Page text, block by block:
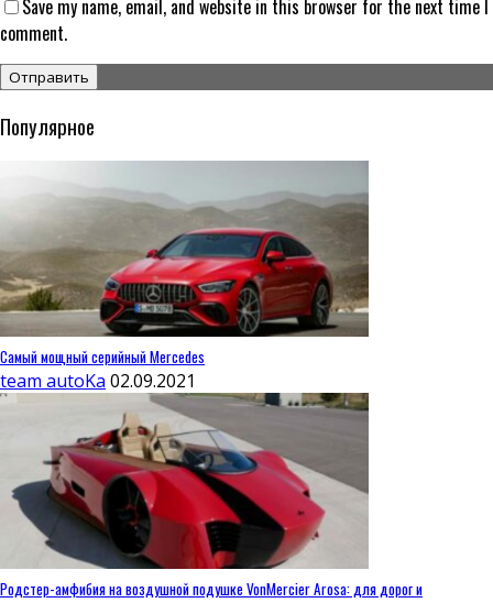
Save my name, email, and website in this browser for the next time I
comment.
Популярное
Самый мощный серийный Mercedes
team autoKa 02.09.2021
Родстер-амфибия на воздушной подушке VonMercier Arosa: для дорог и